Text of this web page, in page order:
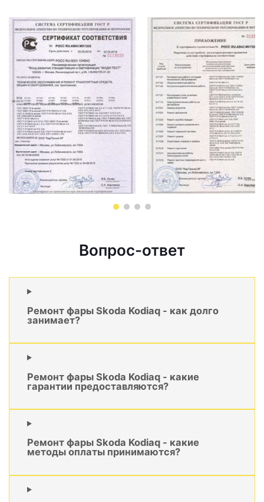
Вопрос-ответ
Ремонт фары Skoda Kodiaq - как долго
занимает?
Ремонт фары Skoda Kodiaq - какие
гарантии предоставляются?
Ремонт фары Skoda Kodiaq - какие
методы оплаты принимаются?